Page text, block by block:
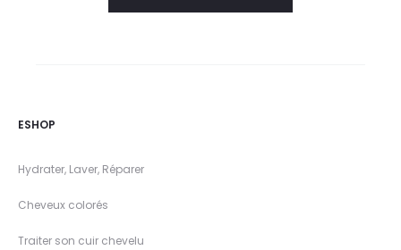
ESHOP
Hydrater, Laver, Réparer
Cheveux colorés
Traiter son cuir chevelu